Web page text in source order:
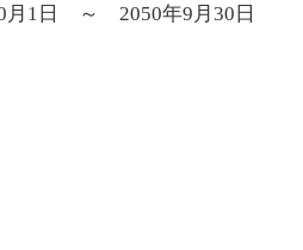
月1日 ～ 2050年9月30日